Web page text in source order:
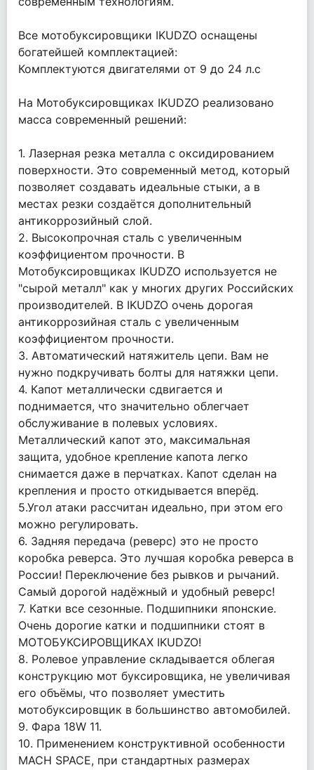
Все мотобуксировщики IKUDZO оснащены
богатейшей комплектацией:
Комплектуются двигателями от 9 до 24 л.с
На Мотобуксировщиках IKUDZO реализовано
масса современный решений:
1. Лазерная резка металла с оксидированием
поверхности. Это современный метод, который
позволяет создавать идеальные стыки, а в
местах резки создаётся дополнительный
антикоррозийный слой.
2. Высокопрочная сталь с увеличенным
коэффициентом прочности. В
Мотобуксировщиках IKUDZO используется не
"сырой металл" как у многих других Российских
производителей. В IKUDZO очень дорогая
антикоррозийная сталь с увеличенным
коэффициентом прочности.
3. Автоматический натяжитель цепи. Вам не
нужно подкручивать болты для натяжки цепи.
4. Капот металлически сдвигается и
поднимается, что значительно облегчает
обслуживание в полевых условиях.
Металлический капот это, максимальная
защита, удобное крепление капота легко
снимается даже в перчатках. Капот сделан на
крепления и просто откидывается вперёд.
5.Угол атаки рассчитан идеально, при этом его
можно регулировать.
6. Задняя передача (реверс) это не просто
коробка реверса. Это лучшая коробка реверса в
России! Переключение без рывков и рычаний.
Самый дорогой надёжный и удобный реверс!
7. Катки все сезонные. Подшипники японские.
Очень дорогие катки и подшипники стоят в
МОТОБУКСИРОВЩИКАХ IKUDZO!
8. Ролевое управление складывается облегая
конструкцию мот буксировщика, не увеличивая
его объёмы, что позволяет уместить
мотобуксировщик в большинство автомобилей.
9. Фара 18W 11.
10. Применением конструктивной особенности
MACH SPACE, при стандартных размерах